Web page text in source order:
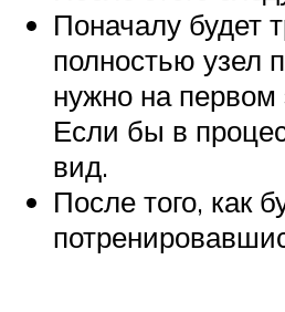
Поначалу будет
полностью узел
нужно на первом
Если бы в
вид.
После того, как